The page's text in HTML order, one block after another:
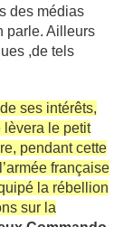
des médias
parle. Ailleurs
,de tels
ses intérêts,
lèvera le petit
pendant cette
française
la rébellion
sur la